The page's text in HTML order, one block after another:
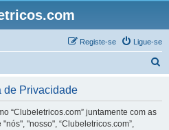
Ligue-se
Registe-se
de Privacidade
“Clubeletricos.com” juntamente com as
"nosso", “Clubeletricos.com”,